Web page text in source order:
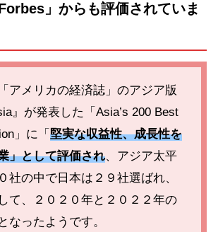
」からも評価されていま
アメリカの経済誌」のアジア版
』が発表した「Asia’s 200 Best
」に「 堅実な収益性、成長性を
」として評価され、アジア太平
社の中で日本は２９社選ばれ、
て、２０２０年と２０２２年の
なったようです。